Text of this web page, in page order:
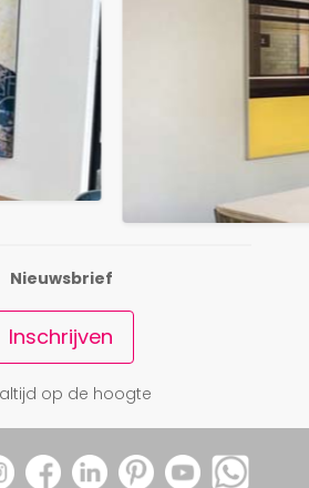
Nieuwsbrief
Inschrijven
altijd op de hoogte